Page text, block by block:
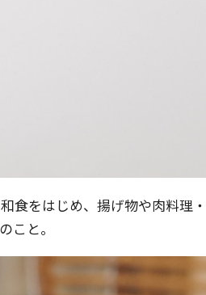
食をはじめ、揚げ物や肉料理・
こと。